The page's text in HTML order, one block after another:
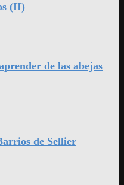
(II)
de las abejas
de Sellier